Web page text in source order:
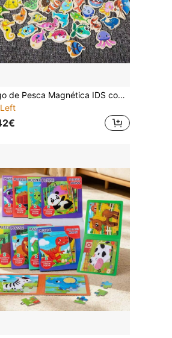
Jogo de Pesca Magnética IDS com Ímãs Coloridos de Animais Marinhos - Brinquedo Educativo, Inclui Peixe, Tartaruga, Polvo, Estrela-do-mar e Ímãs Combinando - Presente Ideal de Aniversário e Natal, Adequado para Brincadeiras na Água, Brincadeiras Sensoriais, Brincadeiras de Faz de Conta, Jogos Educativos, Recursos de Aprendizagem Inicial, Diversão em Família, Inclui Ímãs em Formato de Peixe e Ímãs Educativos